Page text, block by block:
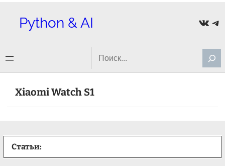
Python & AI
Search
Xiaomi Watch S1
Статьи: